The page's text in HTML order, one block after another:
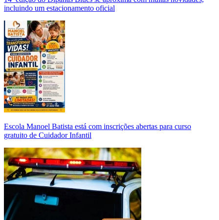
incluindo um estacionamento oficial
Escola Manoel Batista está com inscrições abertas para curso
gratuito de Cuidador Infantil